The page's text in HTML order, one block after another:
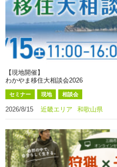
【現地開催】
わかやま移住大相談会2026
セミナー 現地 相談会
2026/8/15 近畿エリア 和歌山県